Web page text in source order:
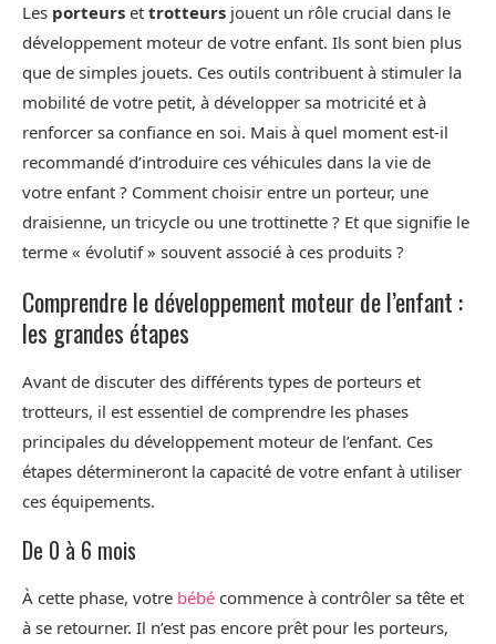
Les porteurs et trotteurs jouent un rôle crucial dans le
développement moteur de votre enfant. Ils sont bien plus
que de simples jouets. Ces outils contribuent à stimuler la
mobilité de votre petit, à développer sa motricité et à
renforcer sa confiance en soi. Mais à quel moment est-il
recommandé d’introduire ces véhicules dans la vie de
votre enfant ? Comment choisir entre un porteur, une
draisienne, un tricycle ou une trottinette ? Et que signifie le
terme « évolutif » souvent associé à ces produits ?
Comprendre le développement moteur de l’enfant :
les grandes étapes
Avant de discuter des différents types de porteurs et
trotteurs, il est essentiel de comprendre les phases
principales du développement moteur de l’enfant. Ces
étapes détermineront la capacité de votre enfant à utiliser
ces équipements.
De 0 à 6 mois
À cette phase, votre bébé commence à contrôler sa tête et
à se retourner. Il n’est pas encore prêt pour les porteurs,